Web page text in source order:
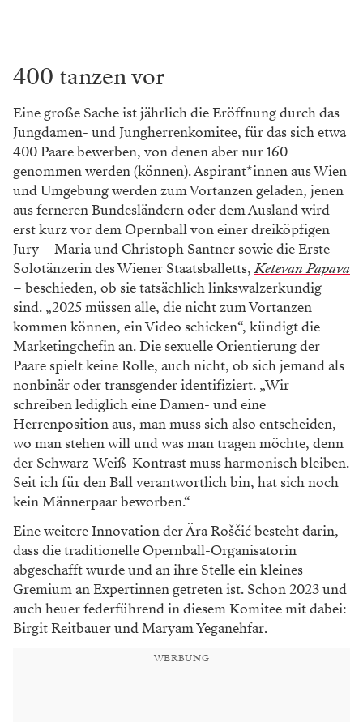
400 tanzen vor
Eine große Sache ist jährlich die Eröffnung durch das
Jungdamen- und Jungherrenkomitee, für das sich etwa
400 Paare bewerben, von denen aber nur 160
genommen werden (können). Aspirant*innen aus Wien
und Umgebung werden zum Vortanzen geladen, jenen
aus ferneren Bundesländern oder dem Ausland wird
erst kurz vor dem Opernball von einer dreiköpfigen
Jury – Maria und Christoph Santner sowie die Erste
Solotänzerin des Wiener Staatsballetts,Ketevan Papava
– beschieden, ob sie tatsächlich linkswalzerkundig
sind. „2025 müssen alle, die nicht zum Vortanzen
kommen können, ein Video schicken“, kündigt die
Marketingchefin an. Die sexuelle Orientierung der
Paare spielt keine Rolle, auch nicht, ob sich jemand als
nonbinär oder transgender identifiziert. „Wir
schreiben lediglich eine Damen- und eine
Herrenposition aus, man muss sich also entscheiden,
wo man stehen will und was man tragen möchte, denn
der Schwarz-Weiß-Kontrast muss harmonisch bleiben.
Seit ich für den Ball verantwortlich bin, hat sich noch
kein Männerpaar beworben.“
Eine weitere Innovation der Ära Roščić besteht darin,
dass die traditionelle Opernball-Organisatorin
abgeschafft wurde und an ihre Stelle ein kleines
Gremium an Expertinnen getreten ist. Schon 2023 und
auch heuer federführend in diesem Komitee mit dabei:
Birgit Reitbauer und Maryam Yeganehfar.
WERBUNG